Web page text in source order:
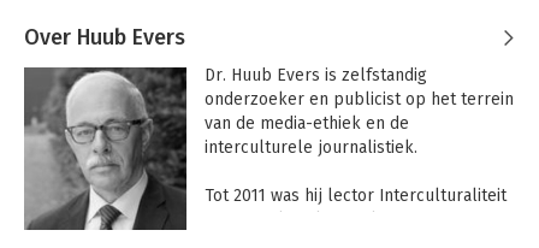
Over Huub Evers
Dr. Huub Evers is zelfstandig
onderzoeker en publicist op het terrein
van de media-ethiek en de
interculturele journalistiek.
Tot 2011 was hij lector Interculturaliteit